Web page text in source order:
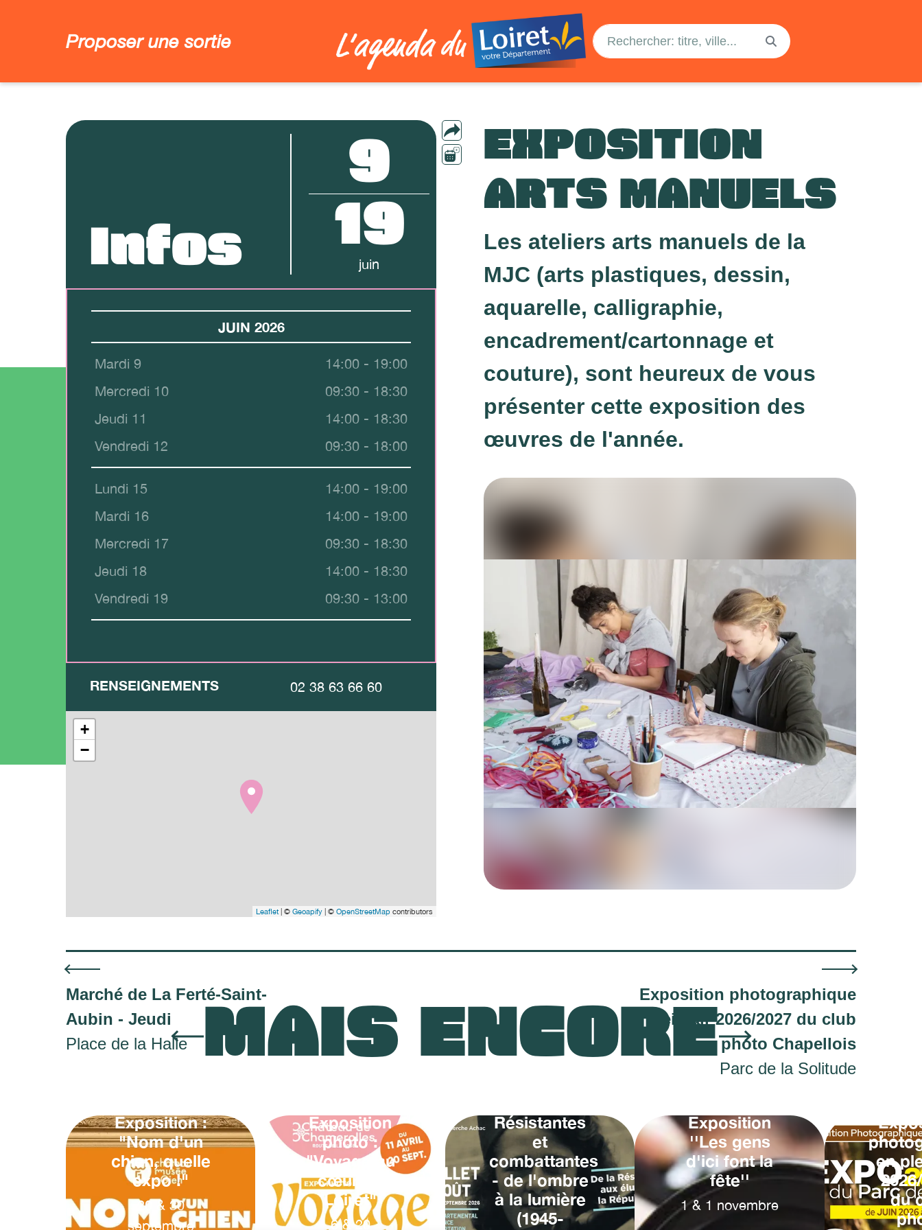
Proposer une sortie
EXPOSITION
ARTS MANUELS
Infos
9
19
juin
JUIN 2026
Mardi 9
14:00 - 19:00
Mercredi 10
09:30 - 18:30
Jeudi 11
14:00 - 18:30
Vendredi 12
09:30 - 18:00
Lundi 15
14:00 - 19:00
Mardi 16
14:00 - 19:00
Mercredi 17
09:30 - 18:30
Jeudi 18
14:00 - 18:30
Vendredi 19
09:30 - 13:00
RENSEIGNEMENTS 02 38 63 66 60
+
−
Leaflet| © Geoapify | © OpenStreetMap contributors
Les ateliers arts manuels de la
MJC (arts plastiques, dessin,
aquarelle, calligraphie,
encadrement/cartonnage et
couture), sont heureux de vous
présenter cette exposition des
œuvres de l'année.
Marché de La Ferté-Saint-
Aubin - Jeudi
Place de la Halle
Exposition photographique
en plein air 2026/2027 du club
photo Chapellois
Parc de la Solitude
MAIS ENCORE
Exposition :
"Nom d'un
chien, quelle
expo !"
20 & 30
septembre
Exposition
photo :
"Voyage au
cœur du
Loiret"
6 & 20
Résistantes
et
combattantes
- de l'ombre
à la lumière
(1945-
Exposition
''Les gens
d'ici font la
fête''
1 & 1 novembre
en
du